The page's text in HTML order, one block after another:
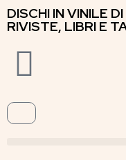
DISCHI IN VINILE
RIVISTE, LIBRI E